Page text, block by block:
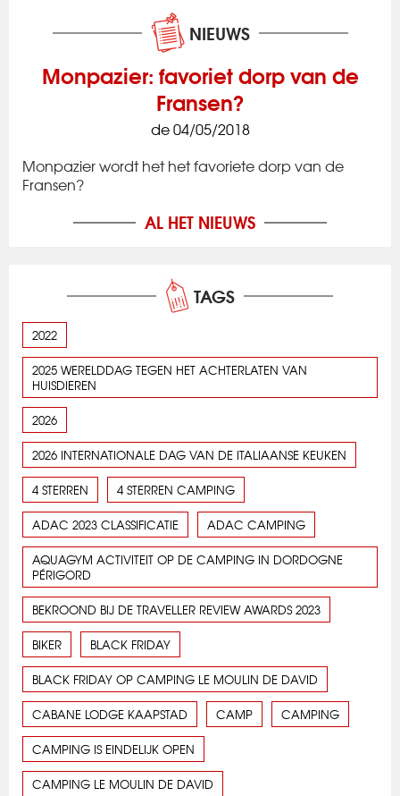
NIEUWS
Monpazier: favoriet dorp van de
Fransen?
de 04/05/2018
Monpazier wordt het het favoriete dorp van de
Fransen?
AL HET NIEUWS
TAGS
2022
2025 WERELDDAG TEGEN HET ACHTERLATEN VAN
HUISDIEREN
2026
2026 INTERNATIONALE DAG VAN DE ITALIAANSE KEUKEN
4 STERREN 4 STERREN CAMPING
ADAC 2023 CLASSIFICATIE ADAC CAMPING
AQUAGYM ACTIVITEIT OP DE CAMPING IN DORDOGNE
PÉRIGORD
BEKROOND BIJ DE TRAVELLER REVIEW AWARDS 2023
BIKER BLACK FRIDAY
BLACK FRIDAY OP CAMPING LE MOULIN DE DAVID
CABANE LODGE KAAPSTAD CAMP CAMPING
CAMPING IS EINDELIJK OPEN
CAMPING LE MOULIN DE DAVID